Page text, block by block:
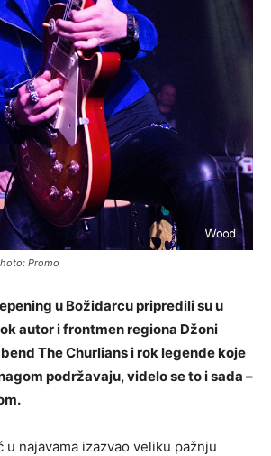
Promo
u Božidarcu pripredili su u
autor i frontmen regiona Džoni
The Churlians i rok legende koje
podržavaju, videlo se to i sada –
najavama izazvao veliku pažnju